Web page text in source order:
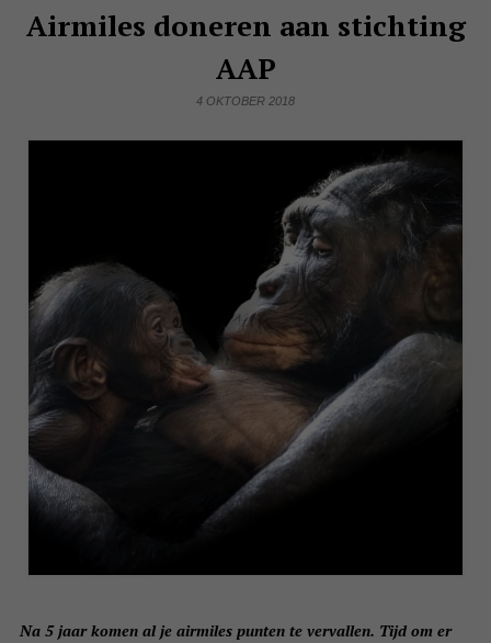
Airmiles doneren aan stichting
AAP
4 OKTOBER 2018
Na 5 jaar komen al je airmiles punten te vervallen. Tijd om er